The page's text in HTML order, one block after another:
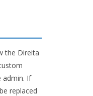
the Direita
admin. If
replaced